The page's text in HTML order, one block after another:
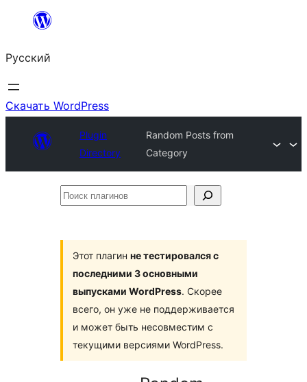
Перейти
содержимому
Русский
Скачать WordPress
Plugin
Directory
Random Posts from
Category
Поиск
Этот плагин не тестировался с
последними 3 основными
выпусками WordPress. Скорее
всего, он уже не поддерживается
и может быть несовместим с
текущими версиями WordPress.